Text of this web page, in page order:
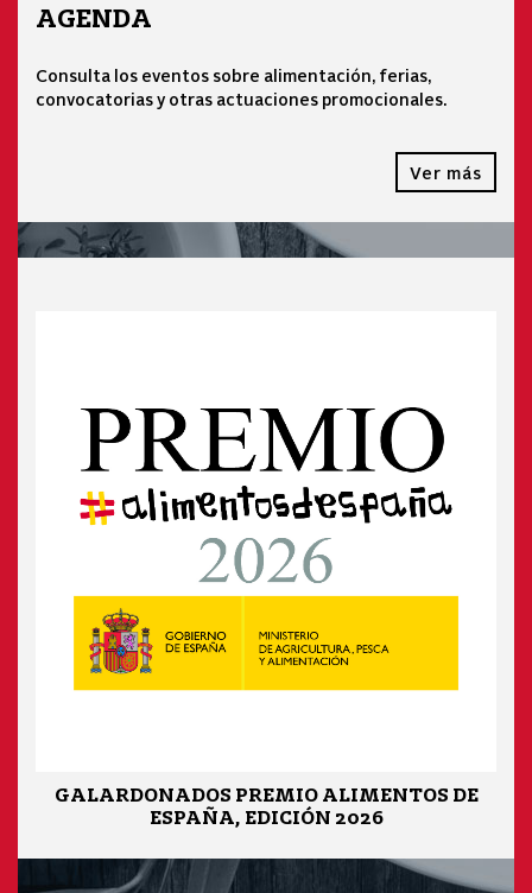
AGENDA
Consulta los eventos sobre alimentación, ferias,
convocatorias y otras actuaciones promocionales.
Ver más
GALARDONADOS PREMIO ALIMENTOS DE
ESPAÑA, EDICIÓN 2026